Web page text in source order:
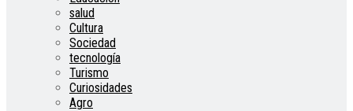
salud
Cultura
Sociedad
tecnología
Turismo
Curiosidades
Agro